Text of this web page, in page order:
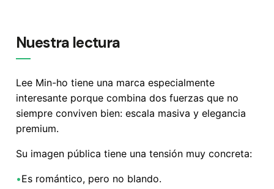
Nuestra lectura
Lee Min-ho tiene una marca especialmente
interesante porque combina dos fuerzas que no
siempre conviven bien: escala masiva y elegancia
premium.
Su imagen pública tiene una tensión muy concreta:
•Es romántico, pero no blando.